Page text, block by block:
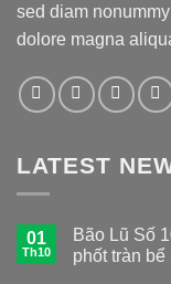
sed diam
dolore magna
LATEST
01
Th10
Bão Lũ Số
phốt tràn